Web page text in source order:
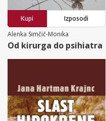
Kupi
Izposodi
Alenka Simčič-Monika
Od kirurga do psihiatra